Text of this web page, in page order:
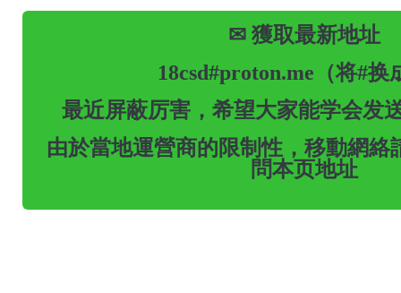
✉ 獲取最新地址
18csd#proton.me（将#换
最近屏蔽厉害，希望大家能学会发
由於當地運營商的限制性，移動網絡
問本页地址